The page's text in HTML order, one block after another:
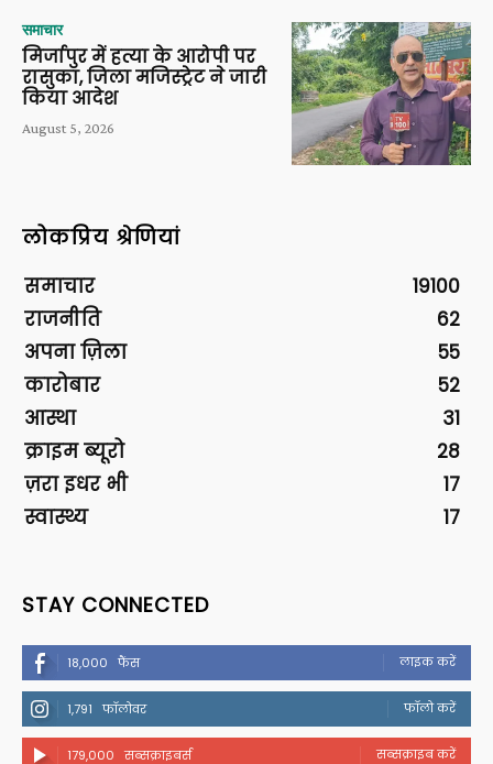
समाचार
मिर्जापुर में हत्या के आरोपी पर
रासुका, जिला मजिस्ट्रेट ने जारी
किया आदेश
August 5, 2026
लोकप्रिय श्रेणियां
समाचार
19100
राजनीति
62
अपना ज़िला
55
कारोबार
52
आस्था
31
क्राइम ब्यूरो
28
ज़रा इधर भी
17
स्वास्थ्य
17
STAY CONNECTED
18,000 फैंस लाइक करें
1,791 फॉलोवर फॉलो करें
179,000 सब्सक्राइबर्स सब्सक्राइब करें